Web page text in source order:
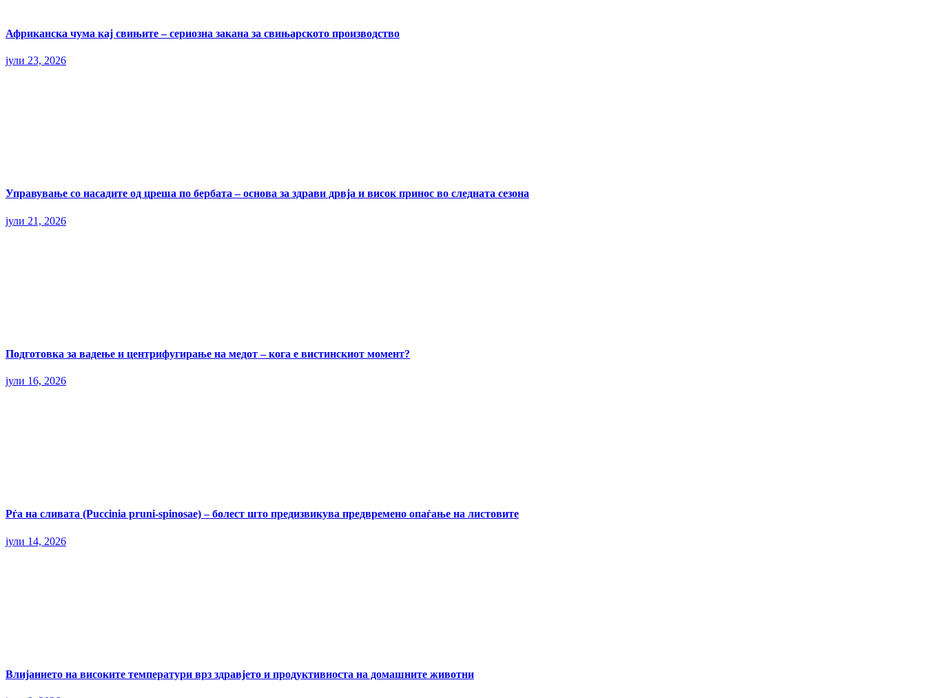
Африканска чума кај свињите – сериозна закана за свињарското производство
јули 23, 2026
Управување со насадите од цреша по бербата – основа за здрави дрвја и висок принос во следната сезона
јули 21, 2026
Подготовка за вадење и центрифугирање на медот – кога е вистинскиот момент?
јули 16, 2026
Рѓа на сливата (Puccinia pruni-spinosae) – болест што предизвикува предвремено опаѓање на листовите
јули 14, 2026
Влијанието на високите температури врз здравјето и продуктивноста на домашните животни